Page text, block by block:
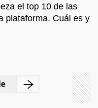
el top 10 de las
plataforma. Cuál es y